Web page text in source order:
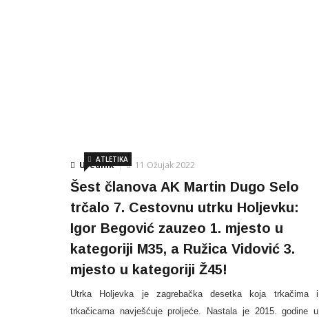
Urednik
ATLETIKA 11 Ožujak 2022
Šest članova AK Martin Dugo Selo
trčalo 7. Cestovnu utrku Holjevku:
Igor Begović zauzeo 1. mjesto u
kategoriji M35, a Ružica Vidović 3.
mjesto u kategoriji Ž45!
Utrka Holjevka je zagrebačka desetka koja trkačima i
trkačicama navješćuje proljeće. Nastala je 2015. godine u